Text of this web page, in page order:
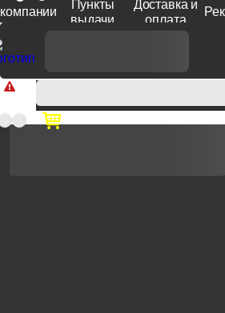
компании
Пункты
выдачи
Доставка и
оплата
Доп. скидка от цен на сайте 7%
продукции Venezia, Fratelli, Tupai,
оплате по счету.